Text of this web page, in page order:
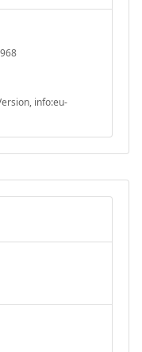
info:eu-